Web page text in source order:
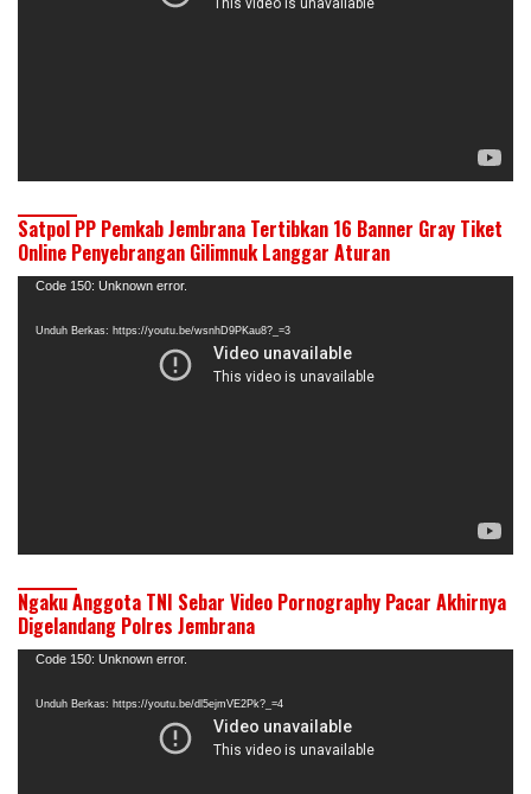
Satpol PP Pemkab Jembrana Tertibkan 16 Banner Gray Tiket
Online Penyebrangan Gilimnuk Langgar Aturan
Pemutar
Code 150: Unknown error.
Unduh Berkas: https://youtu.be/wsnhD9PKau8?_=3
Ngaku Anggota TNI Sebar Video Pornography Pacar Akhirnya
Digelandang Polres Jembrana
Pemutar
Code 150: Unknown error.
Unduh Berkas: https://youtu.be/dl5ejmVE2Pk?_=4